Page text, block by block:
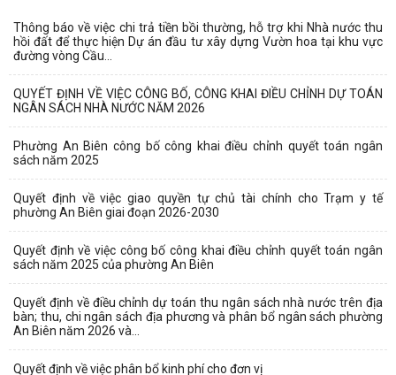
Thông báo về việc chi trả tiền bồi thường, hỗ trợ khi Nhà nước thu
hồi đất để thực hiện Dự án đầu tư xây dựng Vườn hoa tại khu vực
đường vòng Cầu...
QUYẾT ĐỊNH VỀ VIỆC CÔNG BỐ, CÔNG KHAI ĐIỀU CHỈNH DỰ TOÁN
NGÂN SÁCH NHÀ NƯỚC NĂM 2026
Phường An Biên công bố công khai điều chỉnh quyết toán ngân
sách năm 2025
Quyết định về việc giao quyền tự chủ tài chính cho Trạm y tế
phường An Biên giai đoạn 2026-2030
Quyết định về việc công bố công khai điều chỉnh quyết toán ngân
sách năm 2025 của phường An Biên
Quyết định về điều chỉnh dự toán thu ngân sách nhà nước trên địa
bàn; thu, chi ngân sách địa phương và phân bổ ngân sách phường
An Biên năm 2026 và...
Quyết định về việc phân bổ kinh phí cho đơn vị